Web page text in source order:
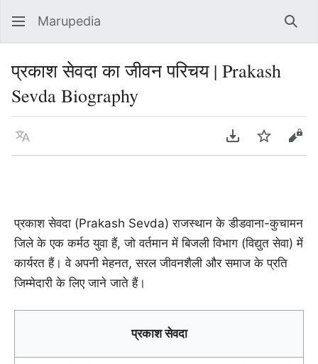
Marupedia
प्रकाश सेवदा का जीवन परिचय | Prakash
Sevda Biography
Language Download PDF
Watch
प्रकाश सेवदा (Prakash Sevda) राजस्थान के डीडवाना-कुचामन
जिले के एक कर्मठ युवा हैं, जो वर्तमान में बिजली विभाग (विद्युत सेवा) में
कार्यरत हैं। वे अपनी मेहनत, सरल जीवनशैली और समाज के प्रति
जिम्मेदारी के लिए जाने जाते हैं।
प्रकाश सेवदा